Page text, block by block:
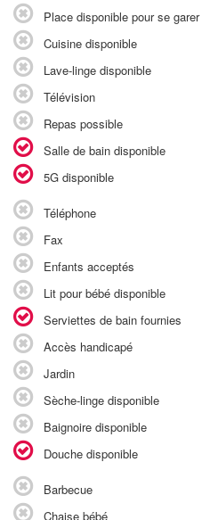
Place disponible pour se garer
Cuisine disponible
Lave-linge disponible
Télévision
Repas possible
Salle de bain disponible
5G disponible
Téléphone
Fax
Enfants acceptés
Lit pour bébé disponible
Serviettes de bain fournies
Accès handicapé
Jardin
Sèche-linge disponible
Baignoire disponible
Douche disponible
Barbecue
Chaise bébé